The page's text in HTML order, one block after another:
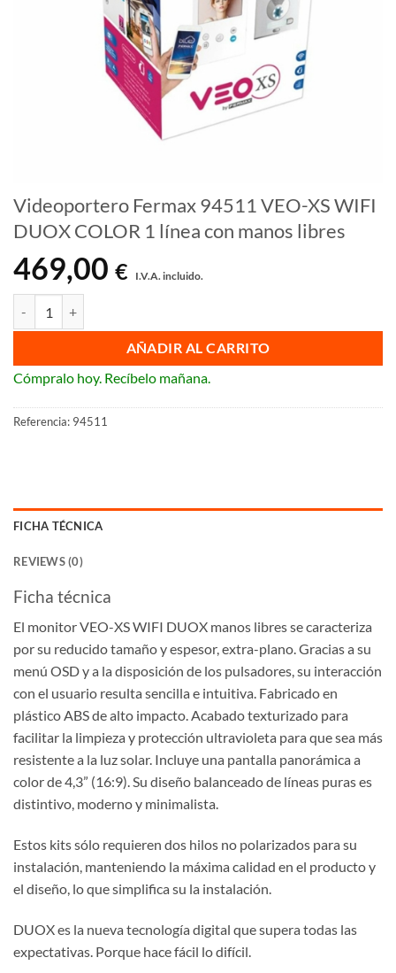
Videoportero Fermax 94511 VEO-XS WIFI
DUOX COLOR 1 línea con manos libres
469,00 € I.V.A. incluido.
AÑADIR AL CARRITO
Cómpralo hoy. Recíbelo mañana.
Referencia: 94511
FICHA TÉCNICA
REVIEWS (0)
Ficha técnica
El monitor VEO-XS WIFI DUOX manos libres se caracteriza
por su reducido tamaño y espesor, extra-plano. Gracias a su
menú OSD y a la disposición de los pulsadores, su interacción
con el usuario resulta sencilla e intuitiva. Fabricado en
plástico ABS de alto impacto. Acabado texturizado para
facilitar la limpieza y protección ultravioleta para que sea más
resistente a la luz solar. Incluye una pantalla panorámica a
color de 4,3” (16:9). Su diseño balanceado de líneas puras es
distintivo, moderno y minimalista.
Estos kits sólo requieren dos hilos no polarizados para su
instalación, manteniendo la máxima calidad en el producto y
el diseño, lo que simplifica su la instalación.
DUOX es la nueva tecnología digital que supera todas las
expectativas. Porque hace fácil lo difícil.